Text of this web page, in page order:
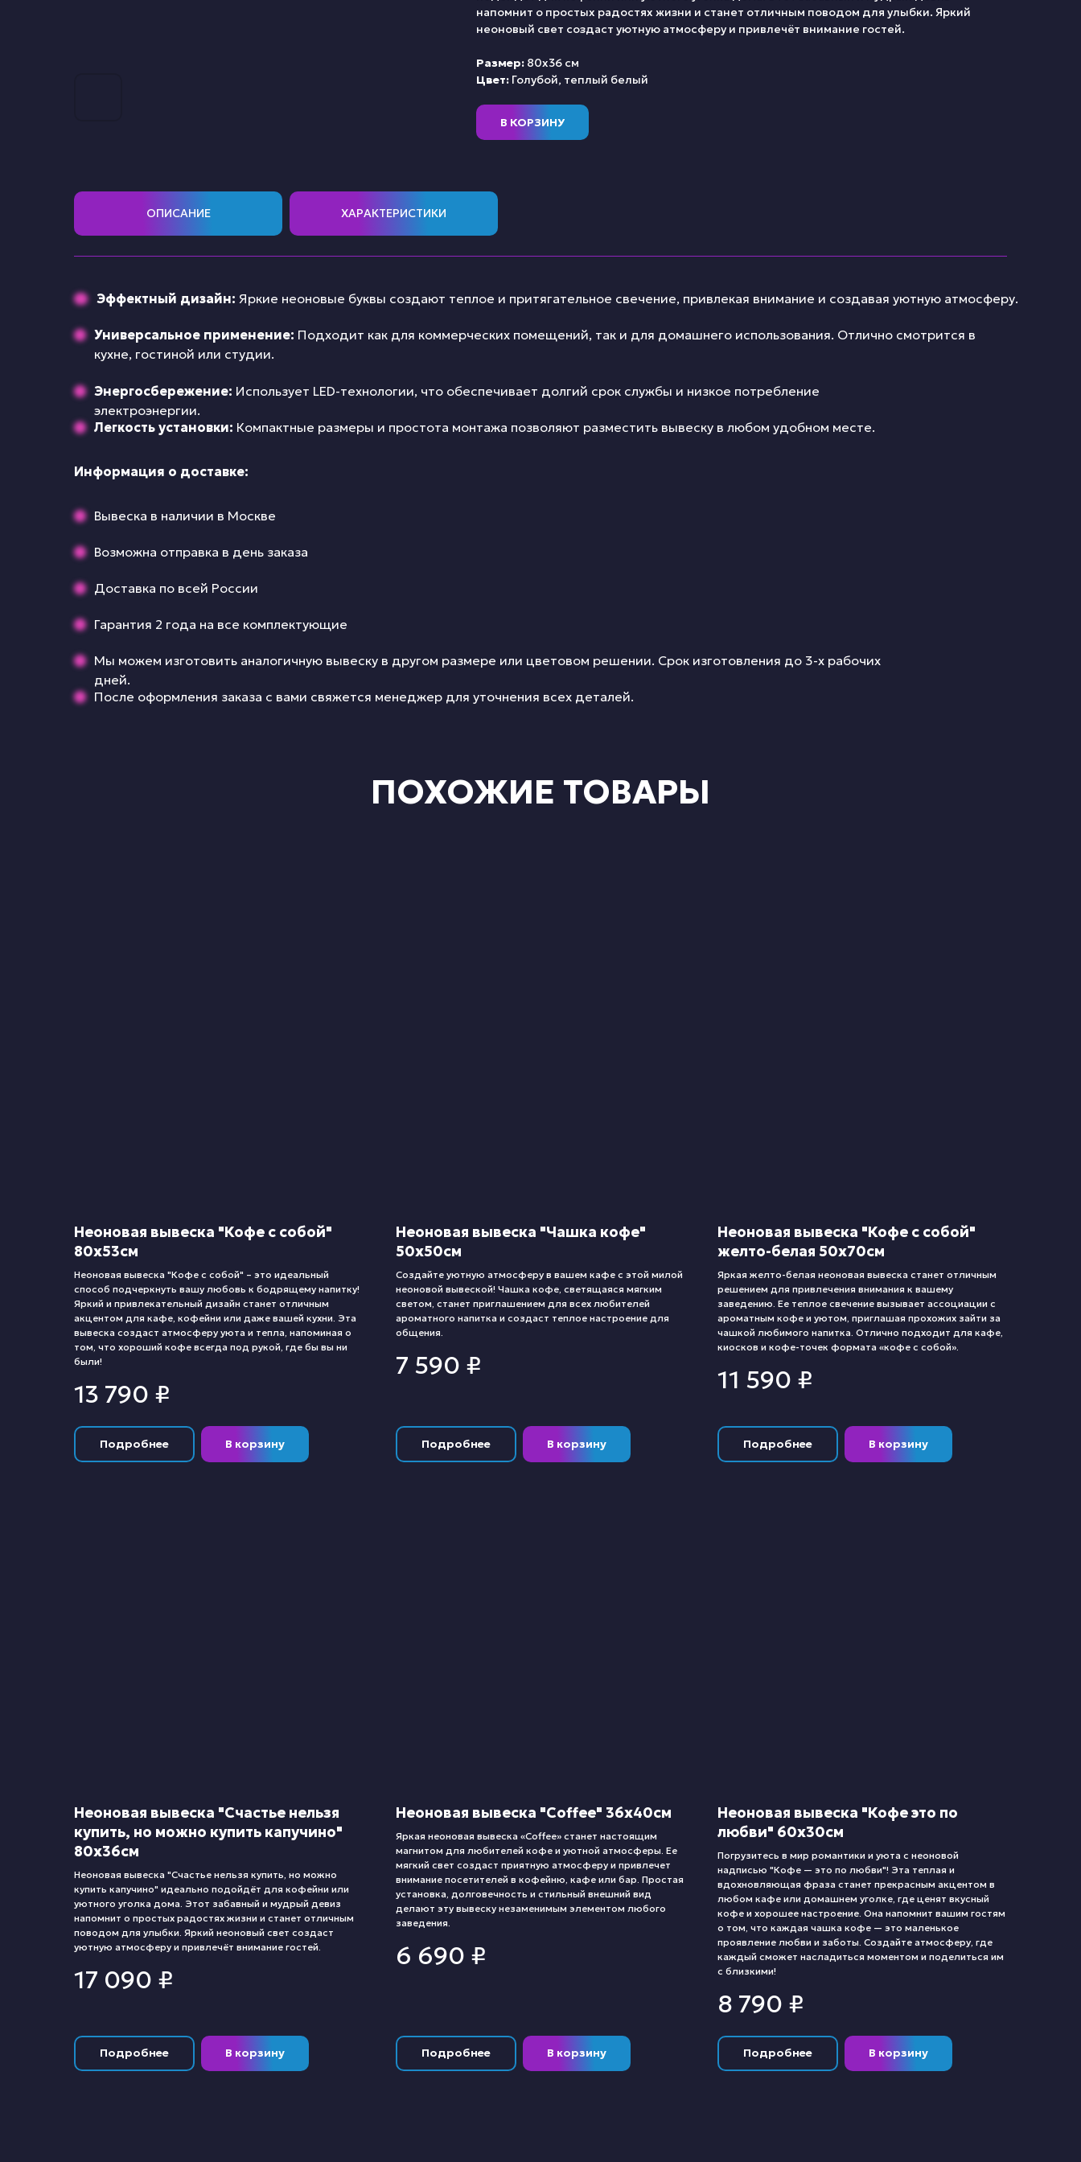
напомнит о простых радостях жизни и станет отличным поводом для улыбки. Яркий
неоновый свет создаст уютную атмосферу и привлечёт внимание гостей.
Размер: 80х36 см
Цвет: Голубой, теплый белый
В КОРЗИНУ
ОПИСАНИЕ ХАРАКТЕРИСТИКИ
Эффектный дизайн: Яркие неоновые буквы создают теплое и притягательное свечение, привлекая внимание и создавая уютную атмосферу.
Универсальное применение: Подходит как для коммерческих помещений, так и для домашнего использования. Отлично смотрится в
кухне, гостиной или студии.
Энергосбережение: Использует LED-технологии, что обеспечивает долгий срок службы и низкое потребление
электроэнергии.
Легкость установки: Компактные размеры и простота монтажа позволяют разместить вывеску в любом удобном месте.
Вывеска в наличии в Москве
Возможна отправка в день заказа
Доставка по всей России
Гарантия 2 года на все комплектующие
Мы можем изготовить аналогичную вывеску в другом размере или цветовом решении. Срок изготовления до 3-х рабочих
дней.
После оформления заказа с вами свяжется менеджер для уточнения всех деталей.
Информация о доставке:
ПОХОЖИЕ ТОВАРЫ
Неоновая вывеска "Кофе с собой"
80х53см
Неоновая вывеска "Кофе с собой" – это идеальный
способ подчеркнуть вашу любовь к бодрящему напитку!
Яркий и привлекательный дизайн станет отличным
акцентом для кафе, кофейни или даже вашей кухни. Эта
вывеска создаст атмосферу уюта и тепла, напоминая о
том, что хороший кофе всегда под рукой, где бы вы ни
были!
13 790 ₽
Подробнее В корзину
Неоновая вывеска "Чашка кофе"
50х50см
Создайте уютную атмосферу в вашем кафе с этой милой
неоновой вывеской! Чашка кофе, светящаяся мягким
светом, станет приглашением для всех любителей
ароматного напитка и создаст теплое настроение для
общения.
7 590 ₽
Подробнее В корзину
Неоновая вывеска "Кофе с собой"
желто-белая 50х70см
Яркая желто-белая неоновая вывеска станет отличным
решением для привлечения внимания к вашему
заведению. Ее теплое свечение вызывает ассоциации с
ароматным кофе и уютом, приглашая прохожих зайти за
чашкой любимого напитка. Отлично подходит для кафе,
киосков и кофе-точек формата «кофе с собой».
11 590 ₽
Подробнее В корзину
Неоновая вывеска "Счастье нельзя
купить, но можно купить капучино"
80х36см
Неоновая вывеска "Счастье нельзя купить, но можно
купить капучино" идеально подойдёт для кофейни или
уютного уголка дома. Этот забавный и мудрый девиз
напомнит о простых радостях жизни и станет отличным
поводом для улыбки. Яркий неоновый свет создаст
уютную атмосферу и привлечёт внимание гостей.
17 090 ₽
Подробнее В корзину
Неоновая вывеска "Coffee" 36х40см
Яркая неоновая вывеска «Coffee» станет настоящим
магнитом для любителей кофе и уютной атмосферы. Ее
мягкий свет создаст приятную атмосферу и привлечет
внимание посетителей в кофейню, кафе или бар. Простая
установка, долговечность и стильный внешний вид
делают эту вывеску незаменимым элементом любого
заведения.
6 690 ₽
Подробнее В корзину
Неоновая вывеска "Кофе это по
любви" 60х30см
Погрузитесь в мир романтики и уюта с неоновой
надписью "Кофе — это по любви"! Эта теплая и
вдохновляющая фраза станет прекрасным акцентом в
любом кафе или домашнем уголке, где ценят вкусный
кофе и хорошее настроение. Она напомнит вашим гостям
о том, что каждая чашка кофе — это маленькое
проявление любви и заботы. Создайте атмосферу, где
каждый сможет насладиться моментом и поделиться им
с близкими!
8 790 ₽
Подробнее В корзину